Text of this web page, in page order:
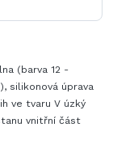
(barva 12 -
silikonová úprava
ve tvaru V úzký
vnitřní část